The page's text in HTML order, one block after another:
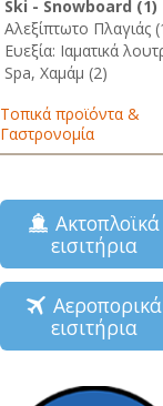
Ski - Snowboard (1)
Αλεξίπτωτο Πλαγιάς
Ευεξία: Ιαματικά
Spa, Χαμάμ (2)
Τοπικά προϊόντα &
Γαστρονομία
Ακτοπλοϊκά
εισιτήρια
Αεροπορικά
εισιτήρια